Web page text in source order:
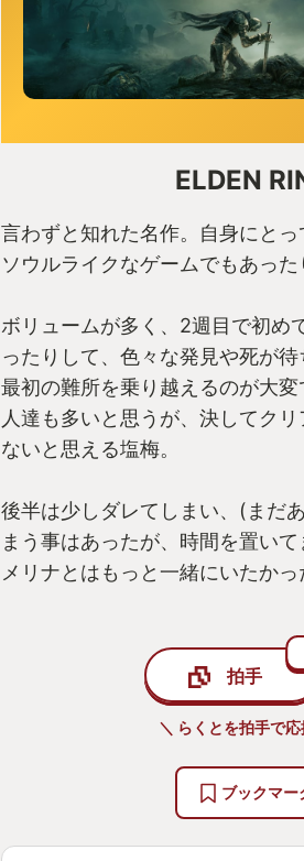
ELDEN
言わずと知れた名作。自身にと
ソウルライクなゲームでもあった
ボリュームが多く、2週目で初め
ったりして、色々な発見や死が待
最初の難所を乗り越えるのが大
人達も多いと思うが、決してク
ないと思える塩梅。
後半は少しダレてしまい、(まだ
まう事はあったが、時間を置いて
メリナとはもっと一緒にいたかっ
拍手
＼ らくとを拍手で応
ブックマー